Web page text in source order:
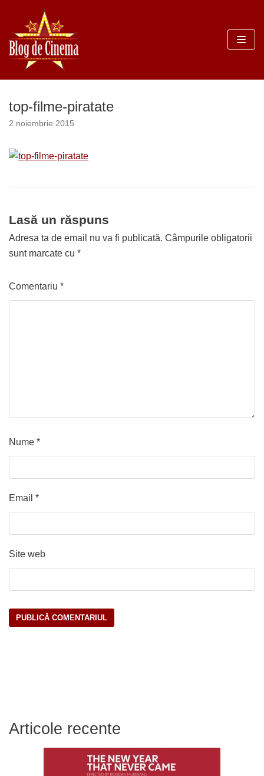
Sari
la
conținut
top-filme-piratate
2 noiembrie 2015
Lasă un răspuns
Adresa ta de email nu va fi publicată. Câmpurile obligatorii
sunt marcate cu *
Comentariu *
Nume *
Email *
Site web
Articole recente